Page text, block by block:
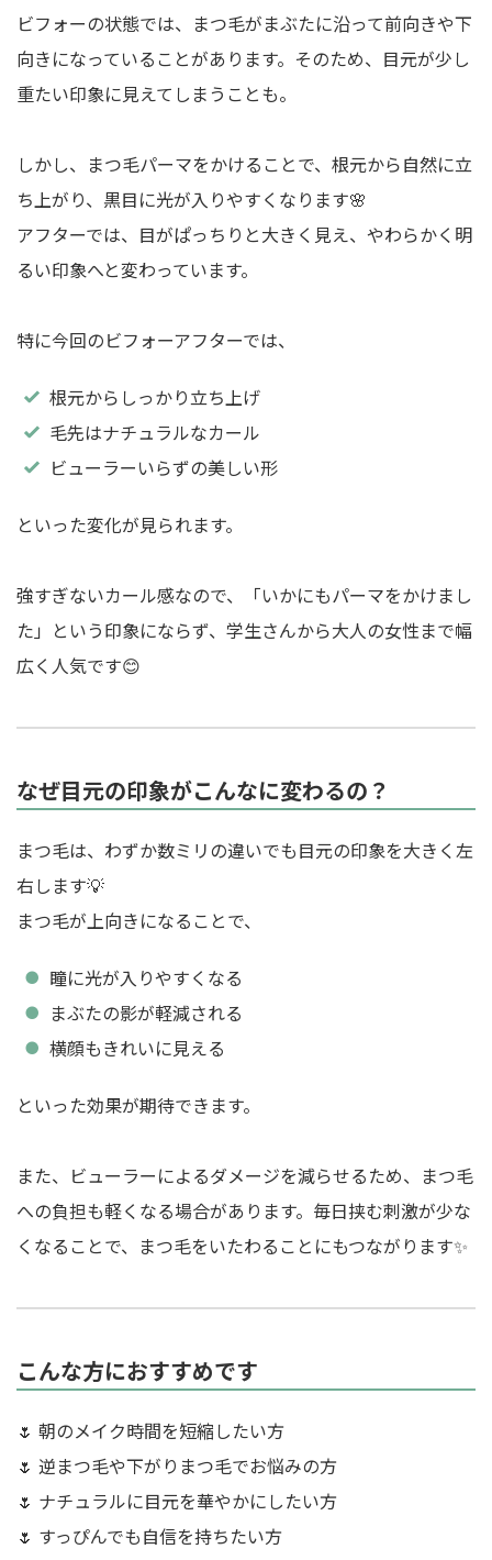
ビフォーの状態では、まつ毛がまぶたに沿って前向きや下
向きになっていることがあります。そのため、目元が少し
重たい印象に見えてしまうことも。
しかし、まつ毛パーマをかけることで、根元から自然に立
ち上がり、黒目に光が入りやすくなります🌸
アフターでは、目がぱっちりと大きく見え、やわらかく明
るい印象へと変わっています。
特に今回のビフォーアフターでは、
根元からしっかり立ち上げ
毛先はナチュラルなカール
ビューラーいらずの美しい形
といった変化が見られます。
強すぎないカール感なので、「いかにもパーマをかけまし
た」という印象にならず、学生さんから大人の女性まで幅
広く人気です😊
なぜ目元の印象がこんなに変わるの？
まつ毛は、わずか数ミリの違いでも目元の印象を大きく左
右します💡
まつ毛が上向きになることで、
瞳に光が入りやすくなる
まぶたの影が軽減される
横顔もきれいに見える
といった効果が期待できます。
また、ビューラーによるダメージを減らせるため、まつ毛
への負担も軽くなる場合があります。毎日挟む刺激が少な
くなることで、まつ毛をいたわることにもつながります✨
こんな方におすすめです
🌷 朝のメイク時間を短縮したい方
🌷 逆まつ毛や下がりまつ毛でお悩みの方
🌷 ナチュラルに目元を華やかにしたい方
🌷 すっぴんでも自信を持ちたい方